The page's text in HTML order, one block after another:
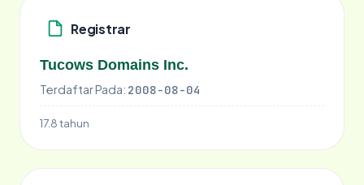
Registrar
Tucows Domains Inc.
Terdaftar Pada: 2008-08-04
17.8 tahun